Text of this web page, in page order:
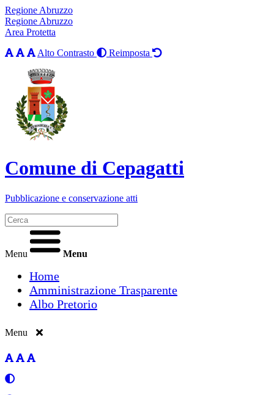
Regione Abruzzo
Regione Abruzzo
Area Protetta
Alto Contrasto
Reimposta
Comune di Cepagatti
Pubblicazione e conservazione atti
Menu Menu
Home
Amministrazione Trasparente
Albo Pretorio
Menu